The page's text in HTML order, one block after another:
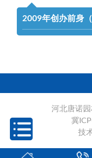
2009年创办前身
河北唐诺
冀
技